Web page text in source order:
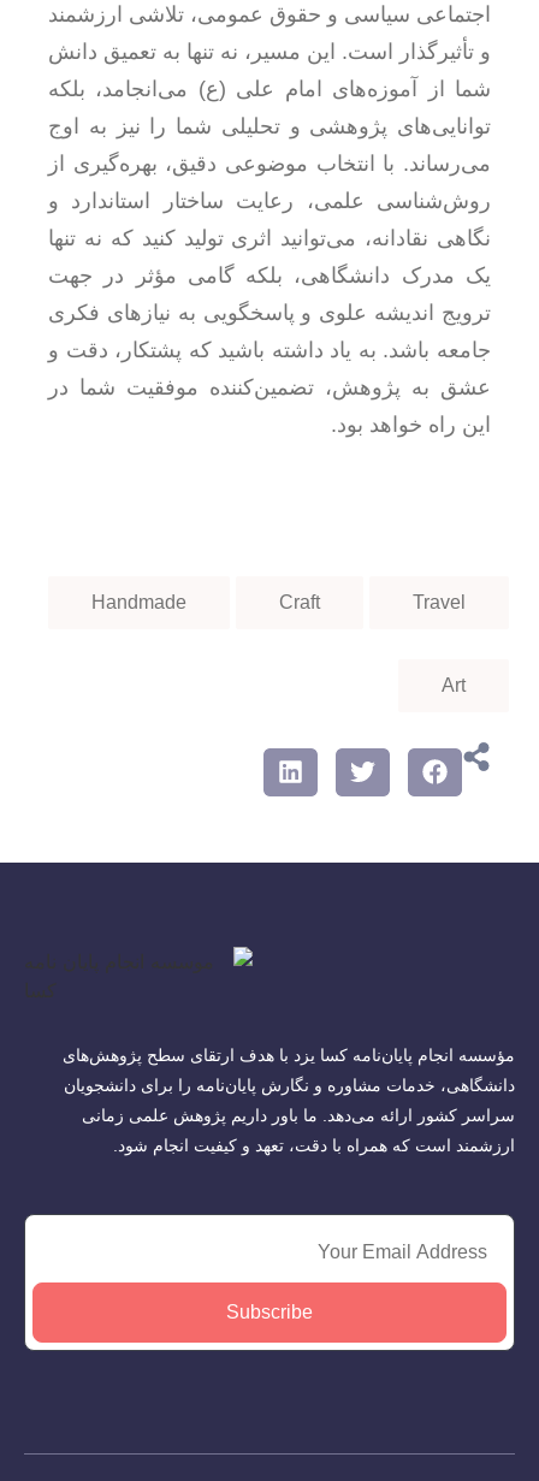
اجتماعی سیاسی و حقوق عمومی، تلاشی ارزشمند
و تأثیرگذار است. این مسیر، نه تنها به تعمیق دانش
شما از آموزه‌های امام علی (ع) می‌انجامد، بلکه
توانایی‌های پژوهشی و تحلیلی شما را نیز به اوج
می‌رساند. با انتخاب موضوعی دقیق، بهره‌گیری از
روش‌شناسی علمی، رعایت ساختار استاندارد و
نگاهی نقادانه، می‌توانید اثری تولید کنید که نه تنها
یک مدرک دانشگاهی، بلکه گامی مؤثر در جهت
ترویج اندیشه علوی و پاسخگویی به نیازهای فکری
جامعه باشد. به یاد داشته باشید که پشتکار، دقت و
عشق به پژوهش، تضمین‌کننده موفقیت شما در
این راه خواهد بود.
Travel
Craft
Handmade
Art
مؤسسه انجام پایان‌نامه کسا یزد با هدف ارتقای سطح پژوهش‌های
دانشگاهی، خدمات مشاوره و نگارش پایان‌نامه را برای دانشجویان
سراسر کشور ارائه می‌دهد. ما باور داریم پژوهش علمی زمانی
ارزشمند است که همراه با دقت، تعهد و کیفیت انجام شود.
Subscribe